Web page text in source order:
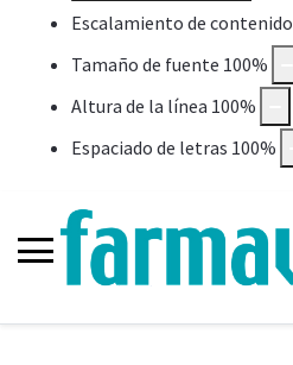
Escalamiento de contenido
Tamaño de fuente 100%
Altura de la línea 100%
Espaciado de letras 100%